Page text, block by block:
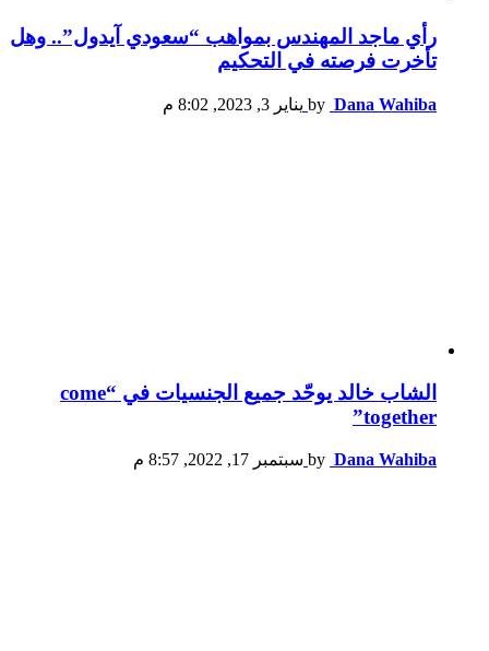
رأي ماجد المهندس بمواهب “سعودي آيدول”.. وهل
تأخرت فرصته في التحكيم
by Dana Wahiba يناير 3, 2023, 8:02 م
الشاب خالد يوحّد جميع الجنسيات في “come
together”
by Dana Wahiba سبتمبر 17, 2022, 8:57 م